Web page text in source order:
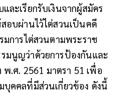
ละเรียกรับเงินจากผู้สมัคร
อบผ่านไว้ไต่สวนเป็นคดี
การไต่สวนตามพระราช
มนูญว่าด้วยการป้องกันและ
.ศ. 2561 มาตรา 51 เพื่อ
บุคคลที่มีส่วนเกี่ยวข้อง ดังนี้